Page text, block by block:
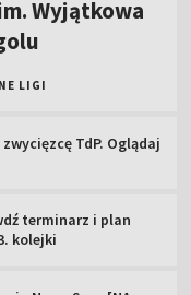
Wyjątkowa
LIGI
TdP. Oglądaj
terminarz i plan
kolejki